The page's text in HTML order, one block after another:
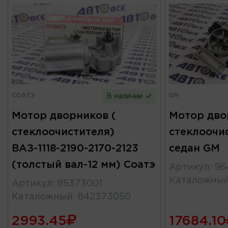
СОАТЭ В наличии
Мотор дворников (
стеклоочистителя)
ВАЗ-1118-2190-2170-2123
(толстый вал-12 мм) Соатэ
Артикул : 85373001
Каталожный : 842373050
2993.45
GM
Мотор
седан GM
Артикул :
17684.10